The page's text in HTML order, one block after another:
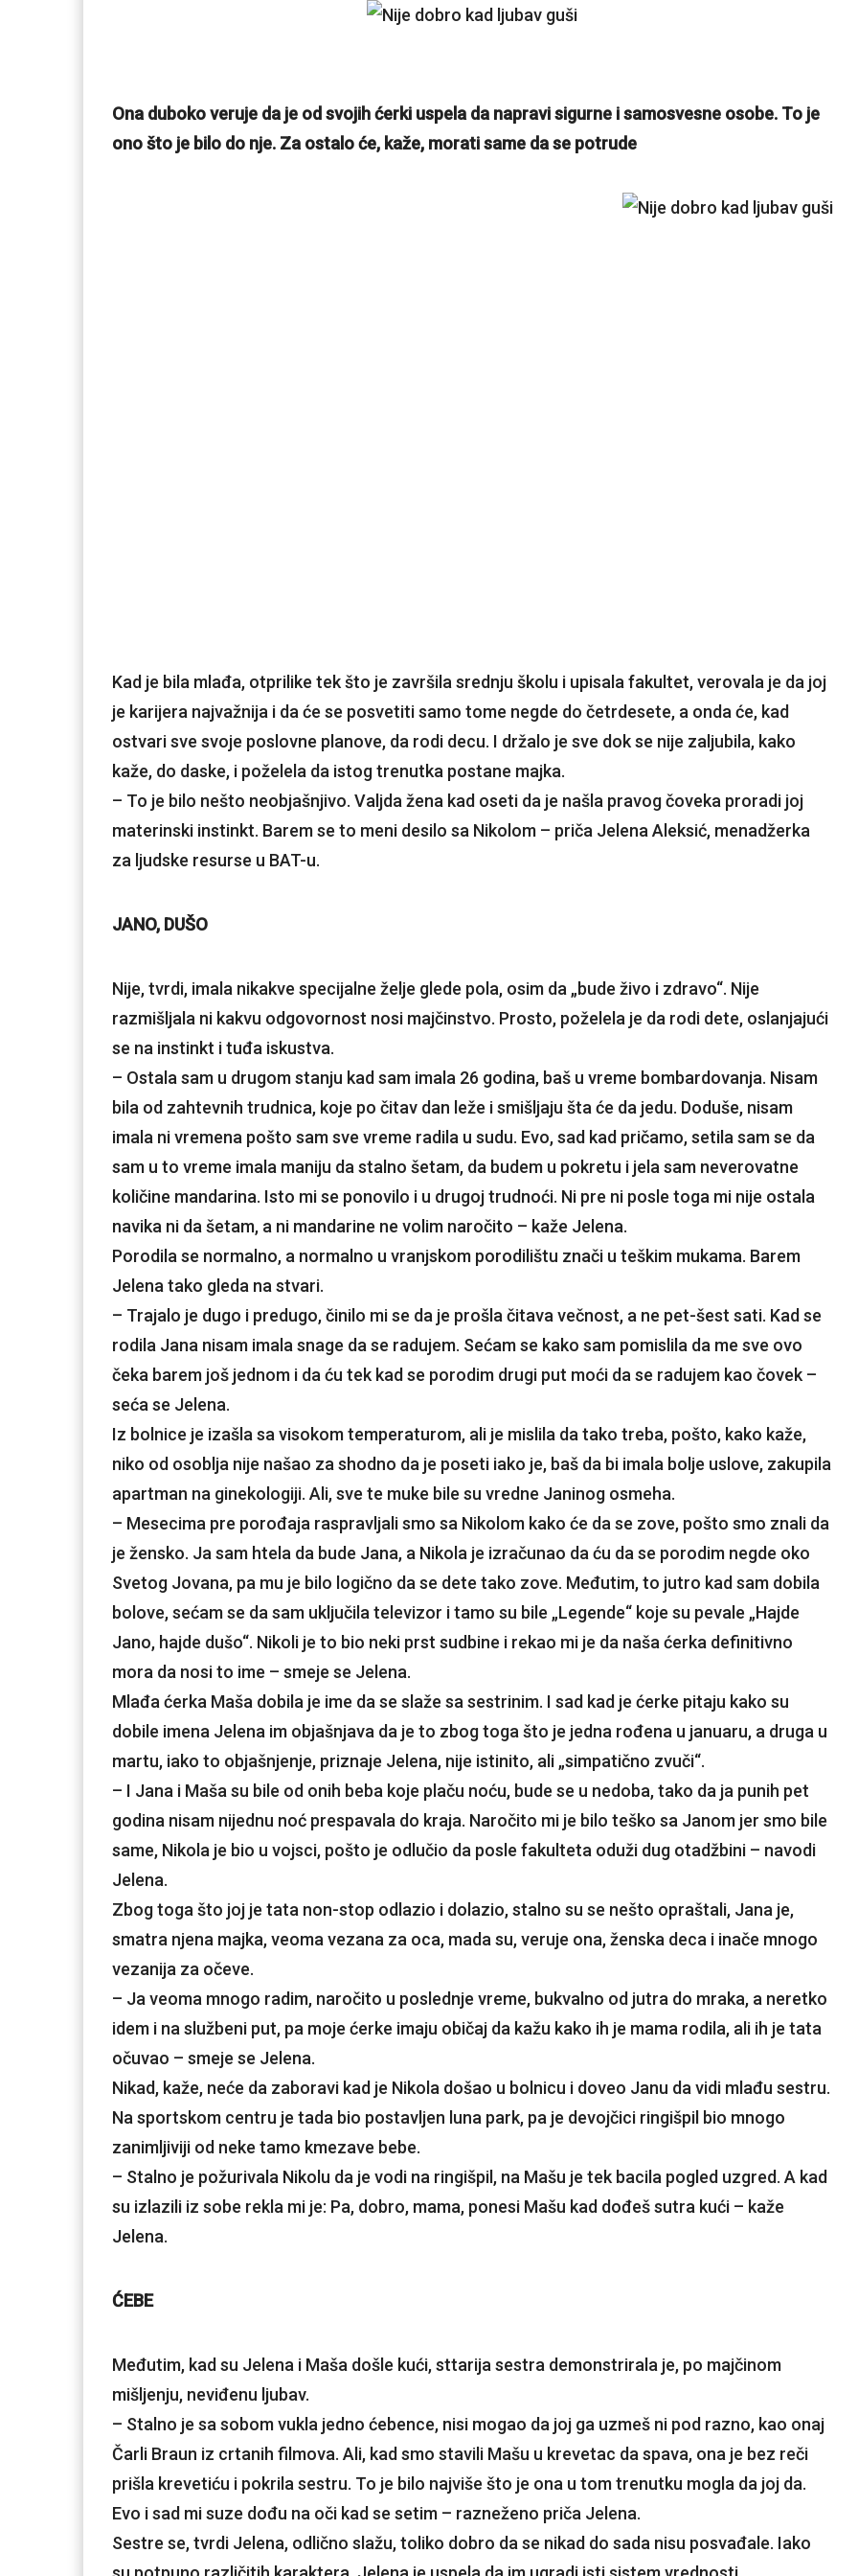
Ona duboko veruje da je od svojih ćerki uspela da napravi sigurne i samosvesne osobe. To je
ono što je bilo do nje. Za ostalo će, kaže, morati same da se potrude
Kad je bila mlađa, otprilike tek što je završila srednju školu i upisala fakultet, verovala je da joj
je karijera najvažnija i da će se posvetiti samo tome negde do četrdesete, a onda će, kad
ostvari sve svoje poslovne planove, da rodi decu. I držalo je sve dok se nije zaljubila, kako
kaže, do daske, i poželela da istog trenutka postane majka.
– To je bilo nešto neobjašnjivo. Valjda žena kad oseti da je našla pravog čoveka proradi joj
materinski instinkt. Barem se to meni desilo sa Nikolom – priča Jelena Aleksić, menadžerka
za ljudske resurse u BAT-u.
JANO, DUŠO
Nije, tvrdi, imala nikakve specijalne želje glede pola, osim da „bude živo i zdravo“. Nije
razmišljala ni kakvu odgovornost nosi majčinstvo. Prosto, poželela je da rodi dete, oslanjajući
se na instinkt i tuđa iskustva.
– Ostala sam u drugom stanju kad sam imala 26 godina, baš u vreme bombardovanja. Nisam
bila od zahtevnih trudnica, koje po čitav dan leže i smišljaju šta će da jedu. Doduše, nisam
imala ni vremena pošto sam sve vreme radila u sudu. Evo, sad kad pričamo, setila sam se da
sam u to vreme imala maniju da stalno šetam, da budem u pokretu i jela sam neverovatne
količine mandarina. Isto mi se ponovilo i u drugoj trudnoći. Ni pre ni posle toga mi nije ostala
navika ni da šetam, a ni mandarine ne volim naročito – kaže Jelena.
Porodila se normalno, a normalno u vranjskom porodilištu znači u teškim mukama. Barem
Jelena tako gleda na stvari.
– Trajalo je dugo i predugo, činilo mi se da je prošla čitava večnost, a ne pet-šest sati. Kad se
rodila Jana nisam imala snage da se radujem. Sećam se kako sam pomislila da me sve ovo
čeka barem još jednom i da ću tek kad se porodim drugi put moći da se radujem kao čovek –
seća se Jelena.
Iz bolnice je izašla sa visokom temperaturom, ali je mislila da tako treba, pošto, kako kaže,
niko od osoblja nije našao za shodno da je poseti iako je, baš da bi imala bolje uslove, zakupila
apartman na ginekologiji. Ali, sve te muke bile su vredne Janinog osmeha.
– Mesecima pre porođaja raspravljali smo sa Nikolom kako će da se zove, pošto smo znali da
je žensko. Ja sam htela da bude Jana, a Nikola je izračunao da ću da se porodim negde oko
Svetog Jovana, pa mu je bilo logično da se dete tako zove. Međutim, to jutro kad sam dobila
bolove, sećam se da sam uključila televizor i tamo su bile „Legende“ koje su pevale „Hajde
Jano, hajde dušo“. Nikoli je to bio neki prst sudbine i rekao mi je da naša ćerka definitivno
mora da nosi to ime – smeje se Jelena.
Mlađa ćerka Maša dobila je ime da se slaže sa sestrinim. I sad kad je ćerke pitaju kako su
dobile imena Jelena im objašnjava da je to zbog toga što je jedna rođena u januaru, a druga u
martu, iako to objašnjenje, priznaje Jelena, nije istinito, ali „simpatično zvuči“.
– I Jana i Maša su bile od onih beba koje plaču noću, bude se u nedoba, tako da ja punih pet
godina nisam nijednu noć prespavala do kraja. Naročito mi je bilo teško sa Janom jer smo bile
same, Nikola je bio u vojsci, pošto je odlučio da posle fakulteta oduži dug otadžbini – navodi
Jelena.
Zbog toga što joj je tata non-stop odlazio i dolazio, stalno su se nešto opraštali, Jana je,
smatra njena majka, veoma vezana za oca, mada su, veruje ona, ženska deca i inače mnogo
vezanija za očeve.
– Ja veoma mnogo radim, naročito u poslednje vreme, bukvalno od jutra do mraka, a neretko
idem i na službeni put, pa moje ćerke imaju običaj da kažu kako ih je mama rodila, ali ih je tata
očuvao – smeje se Jelena.
Nikad, kaže, neće da zaboravi kad je Nikola došao u bolnicu i doveo Janu da vidi mlađu sestru.
Na sportskom centru je tada bio postavljen luna park, pa je devojčici ringišpil bio mnogo
zanimljiviji od neke tamo kmezave bebe.
– Stalno je požurivala Nikolu da je vodi na ringišpil, na Mašu je tek bacila pogled uzgred. A kad
su izlazili iz sobe rekla mi je: Pa, dobro, mama, ponesi Mašu kad dođeš sutra kući – kaže
Jelena.
ĆEBE
Međutim, kad su Jelena i Maša došle kući, sttarija sestra demonstrirala je, po majčinom
mišljenju, neviđenu ljubav.
– Stalno je sa sobom vukla jedno ćebence, nisi mogao da joj ga uzmeš ni pod razno, kao onaj
Čarli Braun iz crtanih filmova. Ali, kad smo stavili Mašu u krevetac da spava, ona je bez reči
prišla krevetiću i pokrila sestru. To je bilo najviše što je ona u tom trenutku mogla da joj da.
Evo i sad mi suze dođu na oči kad se setim – razneženo priča Jelena.
Sestre se, tvrdi Jelena, odlično slažu, toliko dobro da se nikad do sada nisu posvađale. Iako